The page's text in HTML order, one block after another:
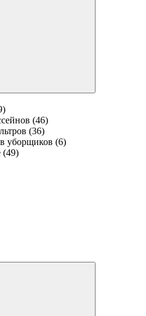
(46)
(36)
уборщиков (6)
(49)